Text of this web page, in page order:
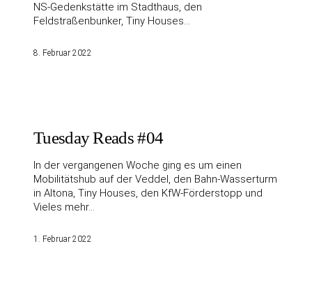
NS-Gedenkstätte im Stadthaus, den
Feldstraßenbunker, Tiny Houses…
8. Februar 2022
Tuesday Reads #04
In der vergangenen Woche ging es um einen
Mobilitätshub auf der Veddel, den Bahn-Wasserturm
in Altona, Tiny Houses, den KfW-Förderstopp und
Vieles mehr…
1. Februar 2022